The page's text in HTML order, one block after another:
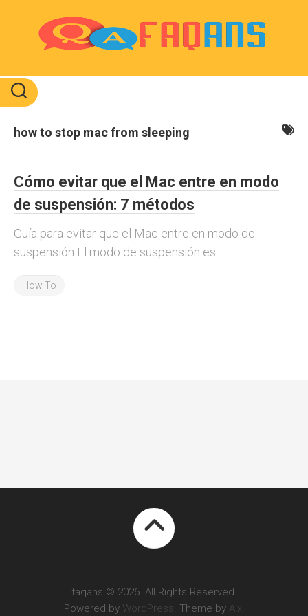
how to stop mac from sleeping
Cómo evitar que el Mac entre en modo
de suspensión: 7 métodos
Guía para evitar que el Mac entre en modo de
suspensión El modo de suspensión es...
How To
faqans © 2026. All Rights Reserved.
Powered by WordPress. Theme by Alx.